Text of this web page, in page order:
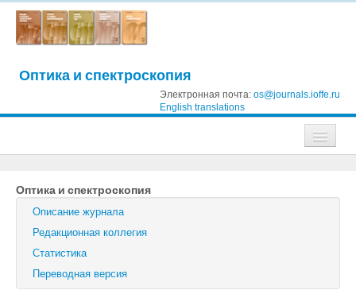
Оптика и спектроскопия
Электронная почта: os@journals.ioffe.ru
English translations
Журнал технической физики
Письма в Журнал технической физики
Физика твердого тела
Физика и техника полупроводников
Оптика и спектроскопия
Описание журнала
Редакционная коллегия
Статистика
Переводная версия